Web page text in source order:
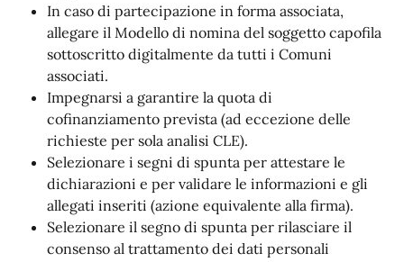
In caso di partecipazione in forma associata,
allegare il Modello di nomina del soggetto capofila
sottoscritto digitalmente da tutti i Comuni
associati.
Impegnarsi a garantire la quota di
cofinanziamento prevista (ad eccezione delle
richieste per sola analisi CLE).
Selezionare i segni di spunta per attestare le
dichiarazioni e per validare le informazioni e gli
allegati inseriti (azione equivalente alla firma).
Selezionare il segno di spunta per rilasciare il
consenso al trattamento dei dati personali